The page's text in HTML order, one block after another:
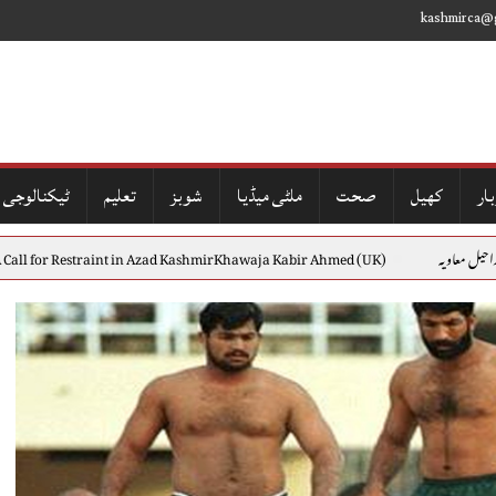
کھیل صحت ملٹی میڈیا شوبز تعلیم ٹیکنالوجی
Call for Restraint in Azad KashmirKhawaja Kabir Ahmed (UK)